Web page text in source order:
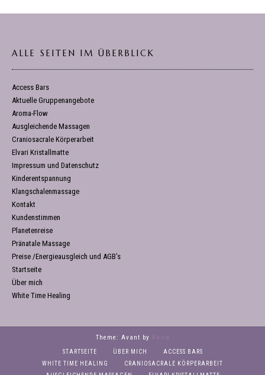
ALLE SEITEN IM ÜBERBLICK
Access Bars
Aktuelle Gruppenangebote
Aroma-Flow
Ausgleichende Massagen
Craniosacrale Körperarbeit
Elvari Kristallmatte
Impressum und Datenschutz
Kinderentspannung
Klangschalenmassage
Kontakt
Kundenstimmen
Planetenreise
Pränatale Massage
Preise /Energieausgleich und AGB’s
Startseite
Über mich
White Time Healing
Theme: Avant by Kaira
STARTSEITE ÜBER MICH
ACCESS BARS
WHITE TIME HEALING
CRANIOSACRALE KÖRPERARBEIT